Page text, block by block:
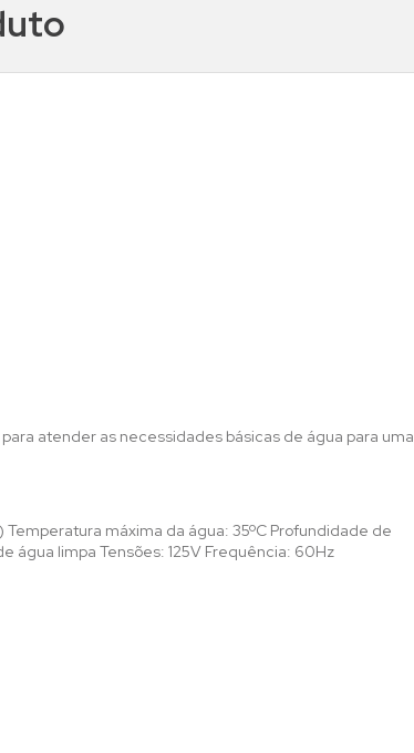
atender as necessidades básicas de água para uma
máxima da água: 35ºC Profundidade de
água limpa Tensões: 125V Frequência: 60Hz